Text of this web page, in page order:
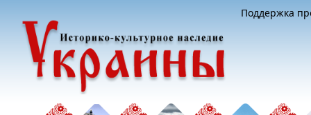
Поддержка